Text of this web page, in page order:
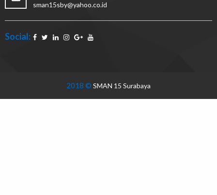
sman15sby@yahoo.co.id
Social:
2018 © SMAN 15 Surabaya